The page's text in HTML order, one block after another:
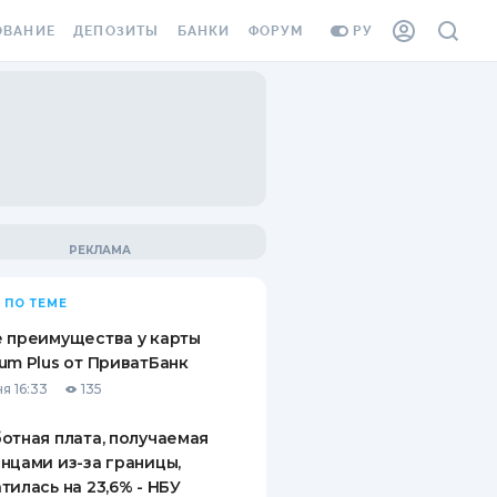
РУ
ВИНЬЕТКА
СОТРУДНИКОВ
ОТ
СЛУЧАЕВ
ДЕПОЗИТЫ
ВОПРОСЫ И ОТВЕТЫ
ПУТЕВОДИТЕЛИ ПО
БАНКИ ФОРУМ
ПО ТЕМЕ
преимущества у карты
Plus от ПриватБанк
16:33 135
плата, получаемая
из-за границы,
на 23,6% - НБУ